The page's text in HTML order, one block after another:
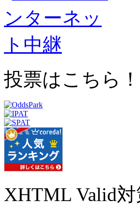
投票はこちら！
XHTML Valid対